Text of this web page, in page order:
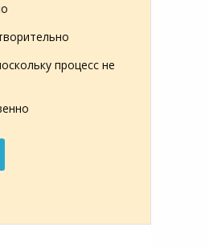
процесс не